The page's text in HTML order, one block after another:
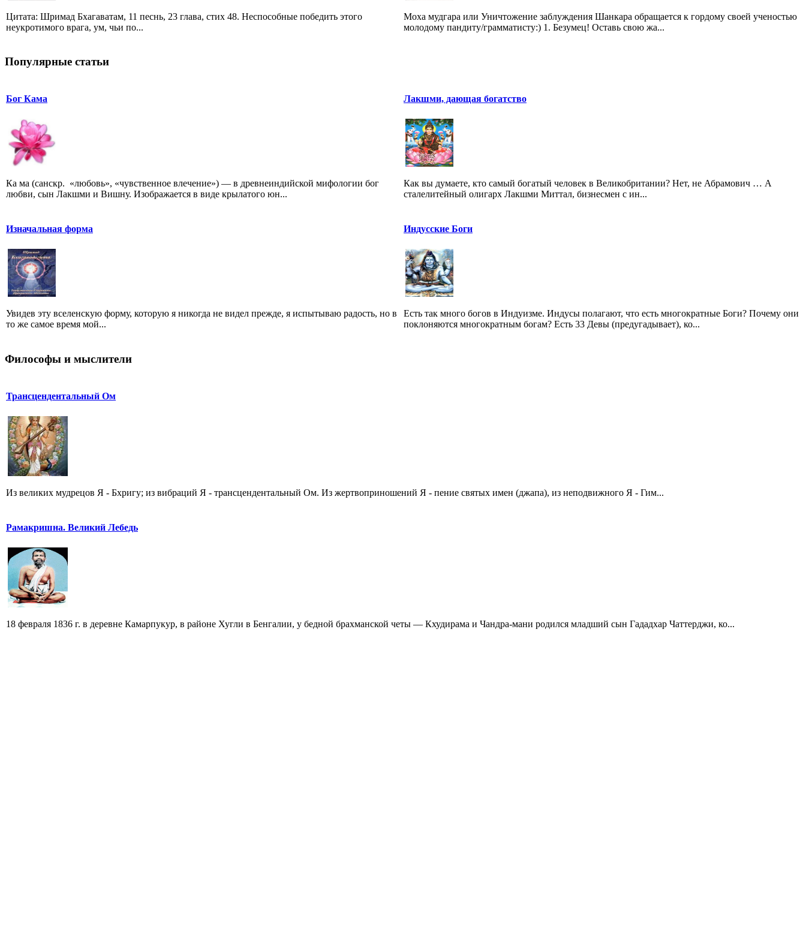
Цитата: Шримад Бхагаватам, 11 песнь, 23 глава, стих 48. Неспособные победить этого
неукротимого врага, ум, чьи по...
Моха мудгара или Уничтожение заблуждения Шанкара обращается к гордому своей ученостью
молодому пандиту/грамматисту:) 1. Безумец! Оставь свою жа...
Популярные статьи
Бог Кама
Ка ма (санскр. «любовь», «чувственное влечение») — в древнеиндийской мифологии бог
любви, сын Лакшми и Вишну. Изображается в виде крылатого юн...
Лакшми, дающая богатство
Как вы думаете, кто самый богатый человек в Великобритании? Нет, не Абрамович … А
сталелитейный олигарх Лакшми Миттал, бизнесмен с ин...
Изначальная форма
Увидев эту вселенскую форму, которую я никогда не видел прежде, я испытываю радость, но в
то же самое время мой...
Индусские Боги
Есть так много богов в Индуизме. Индусы полагают, что есть многократные Боги? Почему они
поклоняются многократным богам? Есть 33 Девы (предугадывает), ко...
Философы и мыслители
Трансцендентальный Ом
Из великих мудрецов Я - Бхригу; из вибраций Я - трансцендентальный Ом. Из жертвоприношений Я - пение святых имен (джапа), из неподвижного Я - Гим...
Рамакришна. Великий Лебедь
18 февраля 1836 г. в деревне Камарпукур, в районе Хугли в Бенгалии, у бедной брахманской четы — Кхудирама и Чандра-мани родился младший сын Гададхар Чаттерджи, ко...